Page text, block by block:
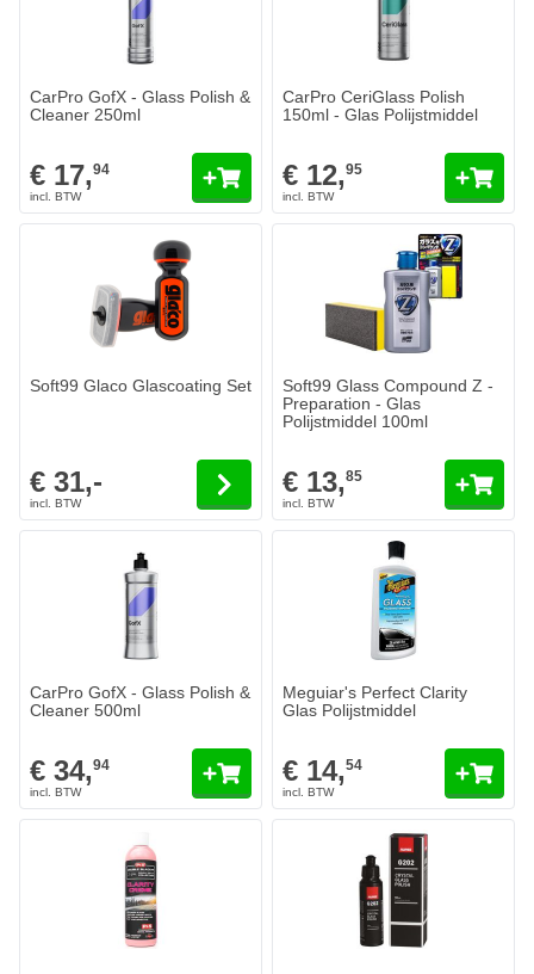
CarPro GofX - Glass Polish &
Cleaner 250ml
€ 17,94
CarPro CeriGlass Polish
150ml - Glas Polijstmiddel
€ 12,95
Soft99 Glaco Glascoating Set
De prijs is afhankelijk van de gekozen opties op de productpagina
€ 31,-
Soft99 Glass Compound Z -
Preparation - Glas
Polijstmiddel 100ml
€ 13,85
CarPro GofX - Glass Polish &
Cleaner 500ml
€ 34,94
Meguiar's Perfect Clarity
Glas Polijstmiddel
€ 14,54